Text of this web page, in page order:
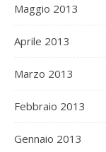
Maggio 2013
Aprile 2013
Marzo 2013
Febbraio 2013
Gennaio 2013